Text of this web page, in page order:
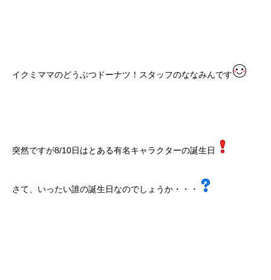
イクミママのどうぶつドーナツ！スタッフのななみんです
突然ですが8/10日はとある有名キャラクターの誕生日
さて、いったい誰の誕生日なのでしょうか・・・